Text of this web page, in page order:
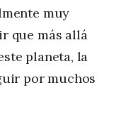
muy
que más allá
planeta, la
por muchos